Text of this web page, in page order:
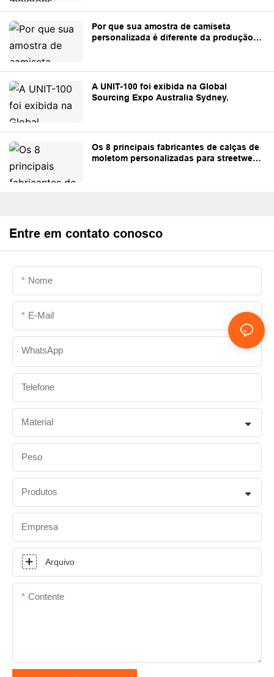
Por que sua amostra de camiseta
personalizada é diferente da produção
A UNIT-100 foi exibida na Global
Sourcing Expo Australia Sydney.
Os 8 principais fabricantes de calças de
moletom personalizadas para streetwear
Entre em contato conosco
Nome
E-Mail
WhatsApp
Telefone
Material
Peso
Produtos
Empresa
Arquivo
Contente